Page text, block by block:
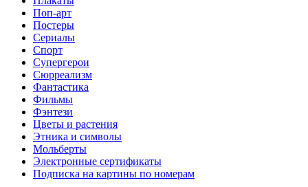
Поп-арт
Постеры
Сериалы
Спорт
Супергерои
Сюрреализм
Фантастика
Фильмы
Фэнтези
Цветы и растения
Этника и символы
Мольберты
Электронные сертификаты
Подписка на картины по номерам